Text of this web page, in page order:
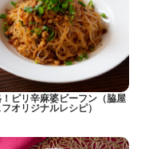
！ピリ辛麻婆ビーフン（脇屋
オリジナルレシピ）